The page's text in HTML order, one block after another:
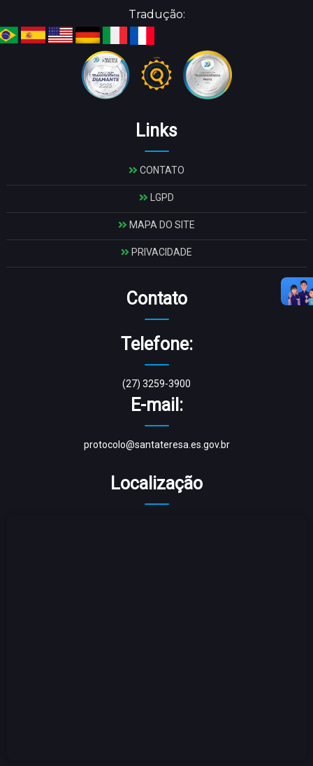
Tradução:
Links
CONTATO
LGPD
MAPA DO SITE
PRIVACIDADE
Contato
Telefone:
(27) 3259-3900
E-mail:
protocolo@santateresa.es.gov.br
Localização